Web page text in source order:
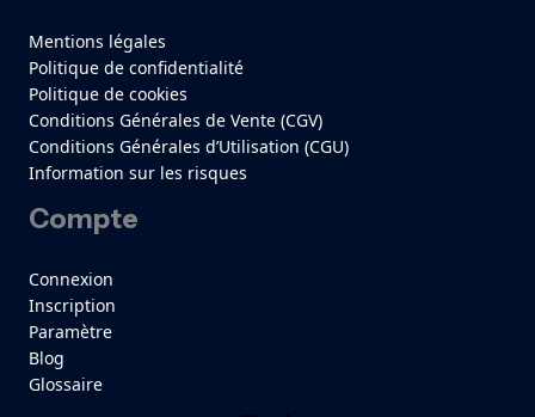
Mentions légales
Politique de confidentialité
Politique de cookies
Conditions Générales de Vente (CGV)
Conditions Générales d’Utilisation (CGU)
Information sur les risques
Compte
Connexion
Inscription
Paramètre
Blog
Glossaire